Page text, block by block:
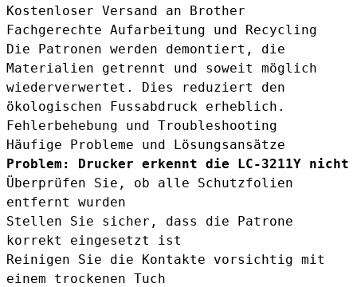
Kostenloser Versand an Brother
Fachgerechte Aufarbeitung und Recycling
Die Patronen werden demontiert, die
Materialien getrennt und soweit möglich
wiederverwertet. Dies reduziert den
ökologischen Fussabdruck erheblich.
Fehlerbehebung und Troubleshooting
Häufige Probleme und Lösungsansätze
Problem: Drucker erkennt die LC-3211Y nicht
Überprüfen Sie, ob alle Schutzfolien
entfernt wurden
Stellen Sie sicher, dass die Patrone
korrekt eingesetzt ist
Reinigen Sie die Kontakte vorsichtig mit
einem trockenen Tuch